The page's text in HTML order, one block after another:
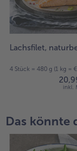
Lachsfilet,
4 Stück = 480 g (1 kg =
inkl.
Das könnte